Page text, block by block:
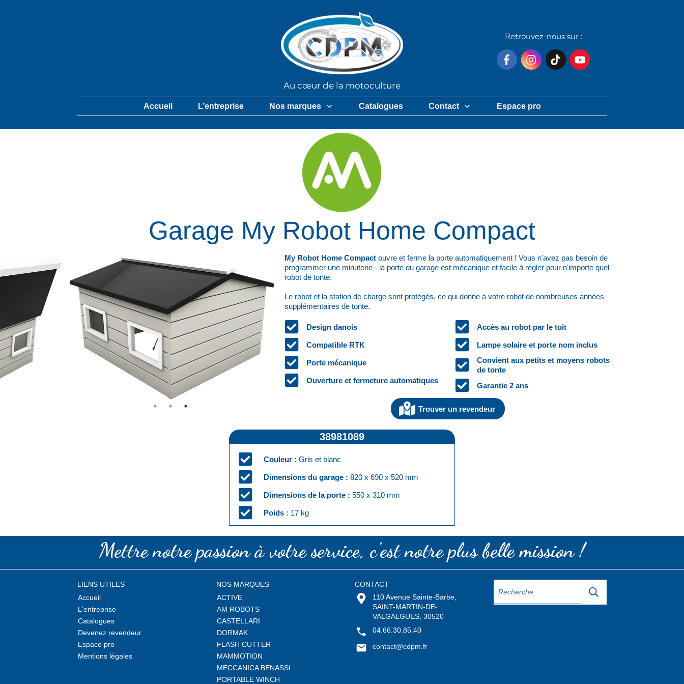
Au cœur de la motoculture
Retrouvez-nous sur :
Accueil L’entreprise Nos marques Catalogues Contact Espace pro
Garage My Robot Home Compact
My Robot Home Compactouvre et ferme la porte automatiquement ! Vous n'avez pas besoin de
programmer une minuterie - la porte du garage est mécanique et facile à régler pour n'importe quel
robot de tonte.
Le robot et la station de charge sont protégés, ce qui donne à votre robot de nombreuses années
supplémentaires de tonte.
Design danois
Compatible RTK
Porte mécanique
Ouverture et fermeture automatiques
Accès au robot par le toit
Lampe solaire et porte nom inclus
Convient aux petits et moyens robots
de tonte
Garantie 2 ans
Trouver un revendeur
38981089
Couleur :Gris et blanc
Dimensions du garage :820 x 690 x 520 mm
Dimensions de la porte :550 x 310 mm
Poids : 17 kg
Mettre notre passion à votre service, c'est notre plus belle mission !
LIENS UTILES
Accueil
L'entreprise
Catalogues
Devenez revendeur
Espace pro
Mentions légales
NOS MARQUES
ACTIVE
AM ROBOTS
CASTELLARI
DORMAK
FLASH CUTTER
MAMMOTION
MECCANICA BENASSI
PORTABLE WINCH
CONTACT
110 Avenue Sainte-Barbe,
SAINT-MARTIN-DE-
VALGALGUES, 30520
04.66.30.85.40
contact@cdpm.fr